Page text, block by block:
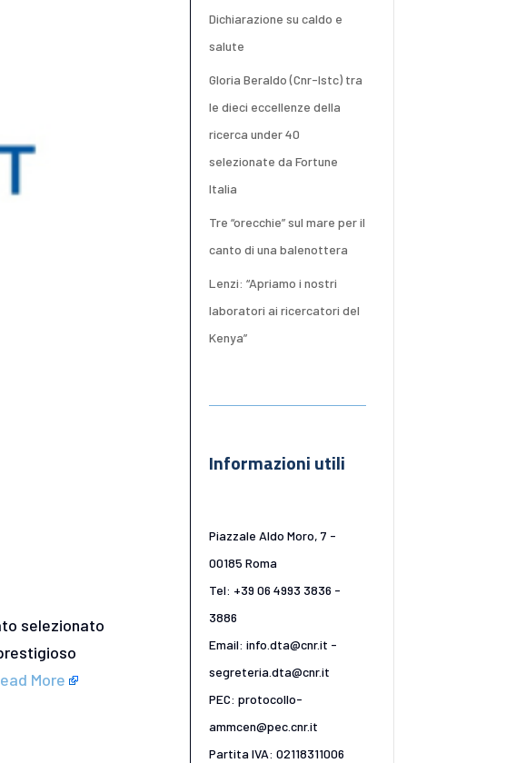
selezionato
More
Dichiarazione su caldo e
salute
Gloria Beraldo (Cnr-Istc) tra
le dieci eccellenze della
ricerca under 40
selezionate da Fortune
Italia
Tre “orecchie” sul mare per il
canto di una balenottera
Lenzi: “Apriamo i nostri
laboratori ai ricercatori del
Kenya”
Informazioni utili
Piazzale Aldo Moro, 7 -
00185 Roma
Tel: +39 06 4993 3836 -
3886
Email: info.dta@cnr.it -
segreteria.dta@cnr.it
PEC: protocollo-
ammcen@pec.cnr.it
Partita IVA: 02118311006